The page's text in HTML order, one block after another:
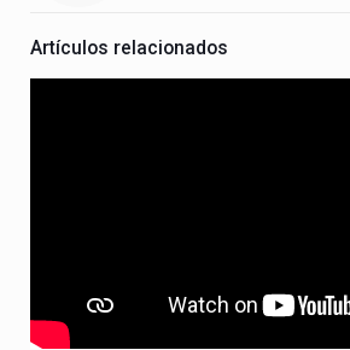
Artículos relacionados